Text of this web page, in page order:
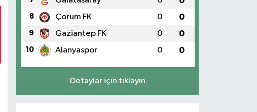
8 Çorum FK 0 0
9 Gaziantep FK 0 0
10 Alanyaspor 0 0
Detaylar için tıklayın